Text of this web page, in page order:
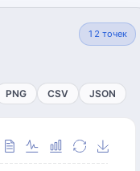
12 точек
PNG CSV JSON